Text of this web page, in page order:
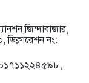
কফ সিরাপ
নং: